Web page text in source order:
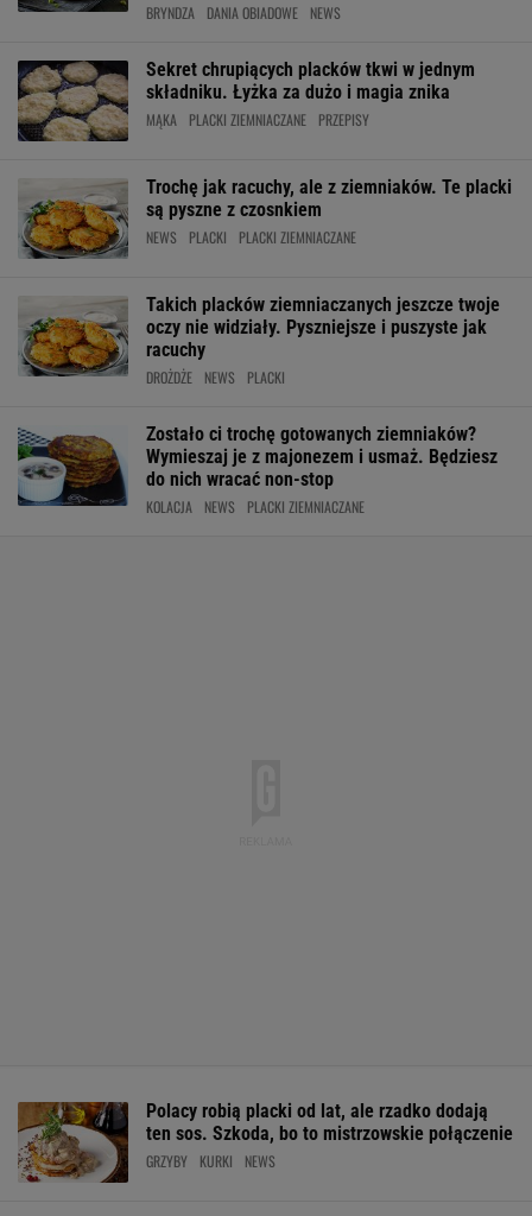
BRYNDZA DANIA OBIADOWE NEWS
Sekret chrupiących placków tkwi w jednym
składniku. Łyżka za dużo i magia znika
MĄKA PLACKI ZIEMNIACZANE PRZEPISY
Trochę jak racuchy, ale z ziemniaków. Te placki
są pyszne z czosnkiem
NEWS PLACKI PLACKI ZIEMNIACZANE
Takich placków ziemniaczanych jeszcze twoje
oczy nie widziały. Pyszniejsze i puszyste jak
racuchy
DROŻDŻE NEWS PLACKI
Zostało ci trochę gotowanych ziemniaków?
Wymieszaj je z majonezem i usmaż. Będziesz
do nich wracać non-stop
KOLACJA NEWS PLACKI ZIEMNIACZANE
Polacy robią placki od lat, ale rzadko dodają
ten sos. Szkoda, bo to mistrzowskie połączenie
GRZYBY KURKI NEWS